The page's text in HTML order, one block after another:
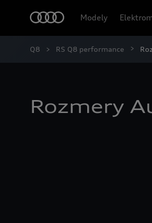
Modely
Q8 RS Q8 performance
Rozmery